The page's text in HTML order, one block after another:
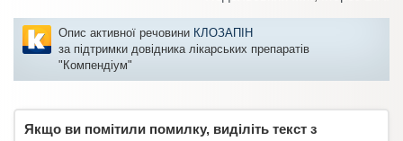
Опис активної речовини КЛОЗАПІН
за підтримки довідника лікарських препаратів
"Компендіум"
Якщо ви помітили помилку, виділіть текст з